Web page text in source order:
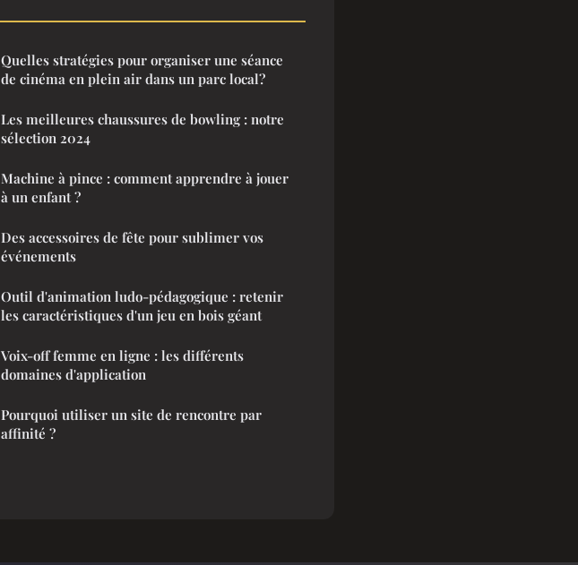
Quelles stratégies pour organiser une séance
de cinéma en plein air dans un parc local?
Les meilleures chaussures de bowling : notre
sélection 2024
Machine à pince : comment apprendre à jouer
à un enfant ?
Des accessoires de fête pour sublimer vos
événements
Outil d'animation ludo-pédagogique : retenir
les caractéristiques d'un jeu en bois géant
Voix-off femme en ligne : les différents
domaines d'application
Pourquoi utiliser un site de rencontre par
affinité ?